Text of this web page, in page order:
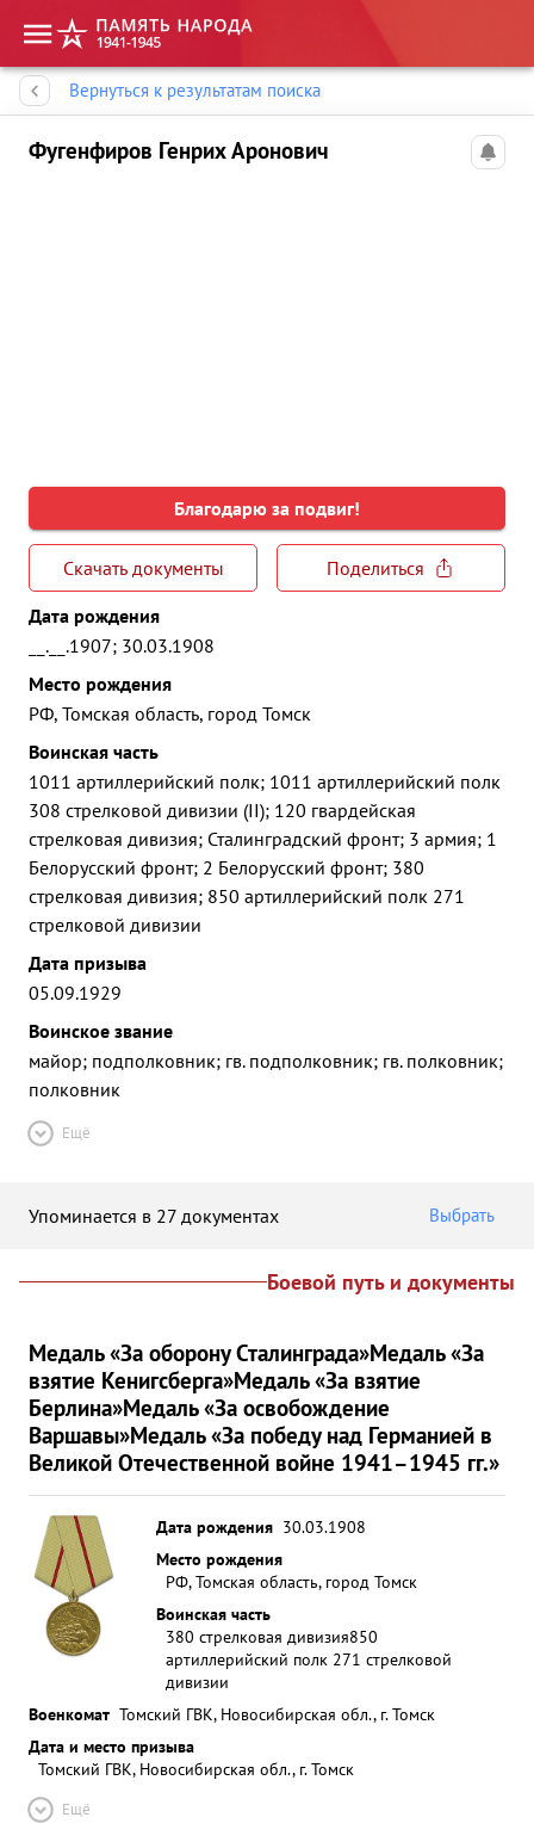
Вернуться к результатам поиска
Фугенфиров Генрих Аронович
Благодарю за подвиг!
Скачать документы
Поделиться
Дата рождения
__.__.1907; 30.03.1908
Место рождения
РФ, Томская область, город Томск
Воинская часть
1011 артиллерийский полк; 1011 артиллерийский полк
308 стрелковой дивизии (II); 120 гвардейская
стрелковая дивизия; Сталинградский фронт; 3 армия; 1
Белорусский фронт; 2 Белорусский фронт; 380
стрелковая дивизия; 850 артиллерийский полк 271
стрелковой дивизии
Дата призыва
05.09.1929
Воинское звание
майор; подполковник; гв. подполковник; гв. полковник;
полковник
Ещё
Упоминается в 27 документах Выбрать
Боевой путь и документы
Медаль «За оборону Сталинграда»Медаль «За
взятие Кенигсберга»Медаль «За взятие
Берлина»Медаль «За освобождение
Варшавы»Медаль «За победу над Германией в
Великой Отечественной войне 1941–1945 гг.»
Дата рождения 30.03.1908
Место рождения
РФ, Томская область, город Томск
Воинская часть
380 стрелковая дивизия850
артиллерийский полк 271 стрелковой
дивизии
Военкомат Томский ГВК, Новосибирская обл., г. Томск
Дата и место призыва
Томский ГВК, Новосибирская обл., г. Томск
Ещё
Память народа